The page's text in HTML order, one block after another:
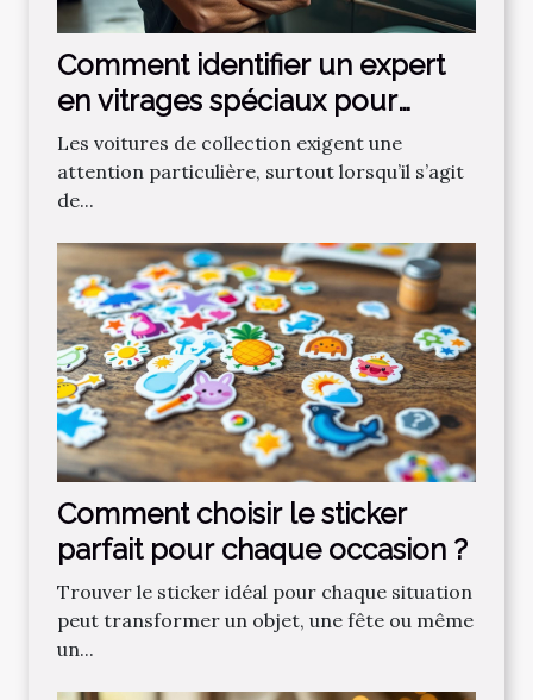
Comment identifier un expert
en vitrages spéciaux pour
voitures de collection ?
Les voitures de collection exigent une
attention particulière, surtout lorsqu’il s’agit
de...
Comment choisir le sticker
parfait pour chaque occasion ?
Trouver le sticker idéal pour chaque situation
peut transformer un objet, une fête ou même
un...